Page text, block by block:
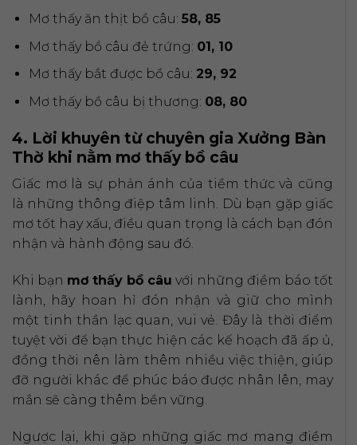
Mơ thấy ăn thịt bồ câu: 58, 85
Mơ thấy bồ câu đẻ trứng: 01, 10
Mơ thấy bắt được bồ câu: 29, 92
Mơ thấy bồ câu bị thương: 08, 80
4. Lời khuyên từ chuyên gia Xưởng Bàn
Thờ khi nằm mơ thấy bồ câu
Giấc mơ là sự phản ánh của tiềm thức và cũng
là những thông điệp tâm linh. Dù bạn gặp giấc
mơ tốt hay xấu, điều quan trọng là cách bạn đón
nhận và hành động sau đó.
Khi bạn mơ thấy bồ câu với những điềm báo tốt
lành, hãy hoan hỉ đón nhận và giữ cho mình
một tinh thần lạc quan, vui vẻ. Đây là thời điểm
tuyệt vời để bạn thực hiện các kế hoạch đã ấp ủ,
đồng thời nên làm thêm nhiều việc thiện, giúp
đỡ người khác để phúc báo được nhân lên, may
mắn sẽ càng thêm bền vững.
Ngược lại, khi gặp những giấc mơ mang điềm